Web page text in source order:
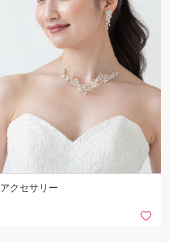
アクセサリー